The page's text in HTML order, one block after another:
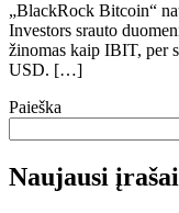
„BlackRock Bitcoin“
Investors srauto
žinomas kaip IBIT, per
USD. […]
Paieška
Naujausi įrašai